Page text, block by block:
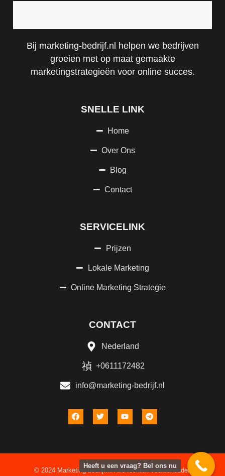
Bij marketing-bedrijf.nl helpen we bedrijven
groeien met op maat gemaakte
marketingstrategieën voor online succes.
SNELLE LINK
Home
Over Ons
Blog
Contact
SERVICELINK
Prijzen
Lokale Marketing
Online Marketing Strategie
CONTACT
Nederland
+0611172482
info@marketing-bedrijf.nl
© 2024 Marketing-bedrijf.nl Alle rechten voorbehouden
Heeft u een vraag? Bel ons nu